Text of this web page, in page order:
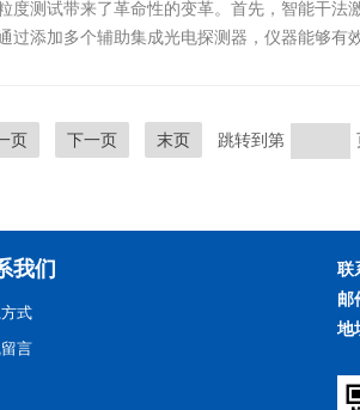
测试带来了革命性的变革。首先，智能干
添加多个辅助集成光电探测器，仪器能够
页 下一页 末页 跳转到第
我们
式
言
联
邮
地